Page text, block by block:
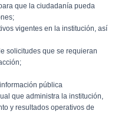
que la ciudadanía pueda
vigentes en la institución, así
solicitudes que se requieran
pública
que administra la institución,
y resultados operativos de